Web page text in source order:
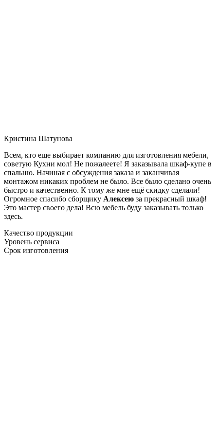
Кристина Шатунова
Всем, кто еще выбирает компанию для изготовления мебели,
советую Кухни мол! Не пожалеете! Я заказывала шкаф-купе в
спальню. Начиная с обсуждения заказа и заканчивая
монтажом никаких проблем не было. Все было сделано очень
быстро и качественно. К тому же мне ещё скидку сделали!
Огромное спасибо сборщику Алексею за прекрасный шкаф!
Это мастер своего дела! Всю мебель буду заказывать только
здесь.
Качество продукции
Уровень сервиса
Срок изготовления